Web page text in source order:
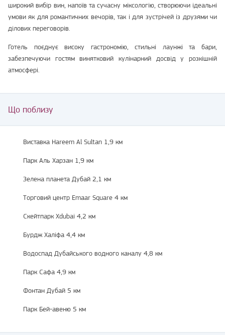
широкий вибір вин, напоїв та сучасну міксологію, створюючи ідеальні
умови як для романтичних вечорів, так і для зустрічей із друзями чи
ділових переговорів.
Готель поєднує високу гастрономію, стильні лаунжі та бари,
забезпечуючи гостям винятковий кулінарний досвід у розкішній
атмосфері.
Що поблизу
Виставка Hareem Al Sultan 1,9 км
Парк Аль Харзан 1,9 км
Зелена планета Дубай 2,1 км
Торговий центр Emaar Square 4 км
Скейтпарк Xdubai 4,2 км
Бурдж Халіфа 4,4 км
Водоспад Дубайського водного каналу 4,8 км
Парк Сафа 4,9 км
Фонтан Дубай 5 км
Парк Бей-авеню 5 км